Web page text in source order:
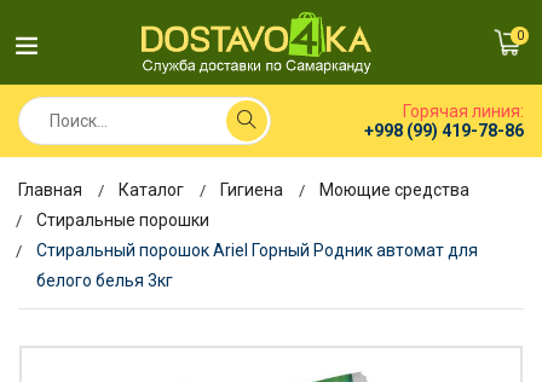
0
Горячая линия:
+998 (99) 419-78-86
Главная Каталог Гигиена
Моющие средства
Стиральные порошки
Стиральный порошок Ariel Горный Родник автомат для
белого белья 3кг